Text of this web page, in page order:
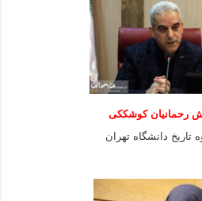
رحمانیان کوشککی
تاریخ دانشگاه تهران